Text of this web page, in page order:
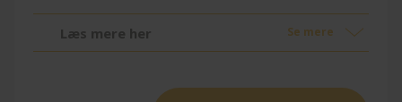
Se mere
Læs mere her